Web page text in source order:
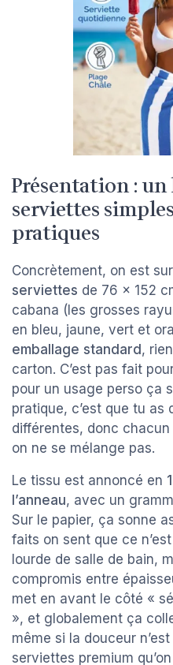
Présentation : un
serviettes
pratiques
Concrètement, on est
serviettes de 76 x 152
cabana (les grosses
en bleu, jaune, vert et
emballage standard ,
carton. C’est pas fait
pour un usage perso ça
pratique, c’est que tu
différentes, donc
on ne se mélange pas.
Le tissu est annoncé en
l’anneau, avec un
Sur le papier, ça sonne
faits on sent que ce
lourde de salle de bain,
compromis entre
met en avant le côté «
», et globalement ça
même si la douceur
serviettes premium